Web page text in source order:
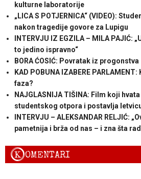
kulturne laboratorije
„LICA S POTJERNICA“ (VIDEO):
nakon tragedije govore za Lupigu
INTERVJU IZ EGZILA – MILA PAJIĆ:
to jedino ispravno“
BORA ĆOSIĆ: Povratak iz progonstva
KAD POBUNA IZABERE
faza?
NAJGLASNIJA TIŠINA: Film koji
studentskog otpora i postavlja
INTERVJU – ALEKSANDAR RELJIĆ:
pametnija i brža od nas – i zna šta
KOMENTARI